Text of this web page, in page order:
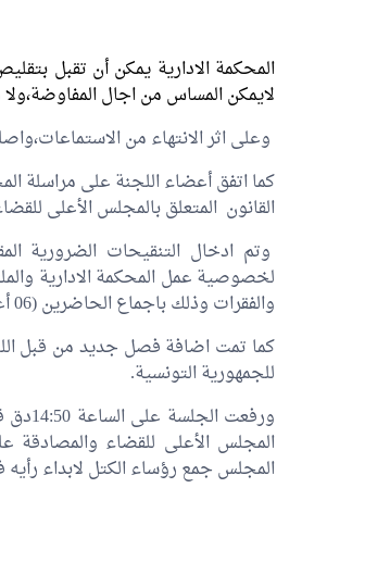
المحكمة الادارية يمكن أن تقبل
لايمكن المساس من اجال
وعلى اثر الانتهاء من
كما اتفق أعضاء اللجنة على مراسلة
القانون المتعلق بالمجلس الأعلى
وتم ادخال التنقيحات الضرورية
لخصوصية عمل المحكمة الادارية
والفقرات وذلك باجماع الحاضرين (06 أعضاء).
كما تمت اضافة فصل جديد من قبل
للجمهورية التونسية.
المجلس الأعلى للقضاء والمصادقة
المجلس جمع رؤساء الكتل لابداء رأيه